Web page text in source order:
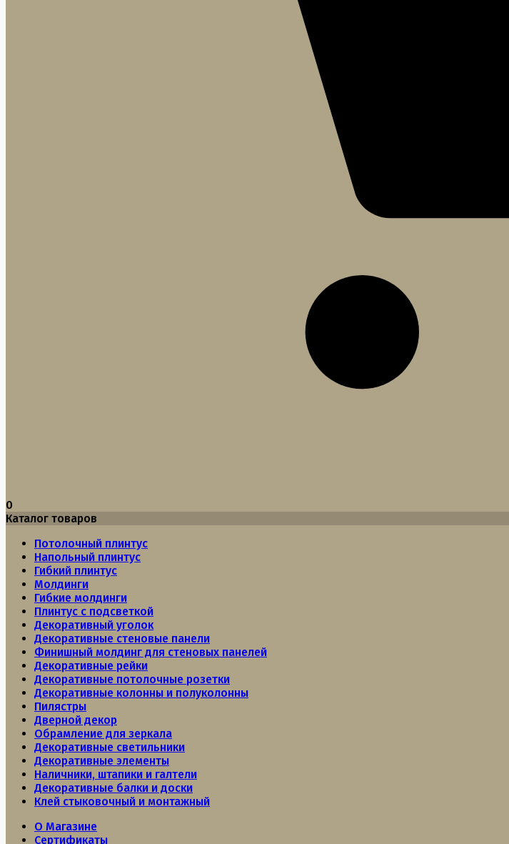
0
Каталог товаров
Потолочный плинтус
Напольный плинтус
Гибкий плинтус
Молдинги
Гибкие молдинги
Плинтус с подсветкой
Декоративный уголок
Декоративные стеновые панели
Финишный молдинг для стеновых панелей
Декоративные рейки
Декоративные потолочные розетки
Декоративные колонны и полуколонны
Пилястры
Дверной декор
Обрамление для зеркала
Декоративные светильники
Декоративные элементы
Наличники, штапики и галтели
Декоративные балки и доски
Клей стыковочный и монтажный
О Магазине
Сертификаты